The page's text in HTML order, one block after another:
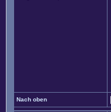
Nach oben